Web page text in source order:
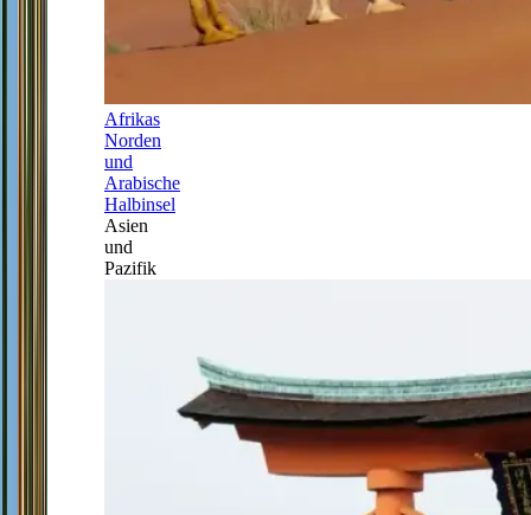
Afrikas
Norden
und
Arabische
Halbinsel
Asien
und
Pazifik